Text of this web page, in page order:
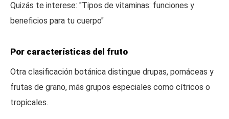
Quizás te interese: "Tipos de vitaminas: funciones y
beneficios para tu cuerpo"
Por características del fruto
Otra clasificación botánica distingue drupas, pomáceas y
frutas de grano, más grupos especiales como cítricos o
tropicales.